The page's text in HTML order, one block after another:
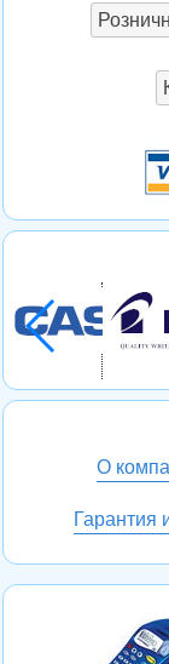
О
Гарантия